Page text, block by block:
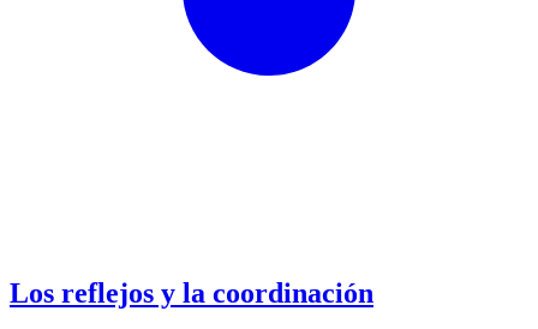
Los reflejos y la coordinación